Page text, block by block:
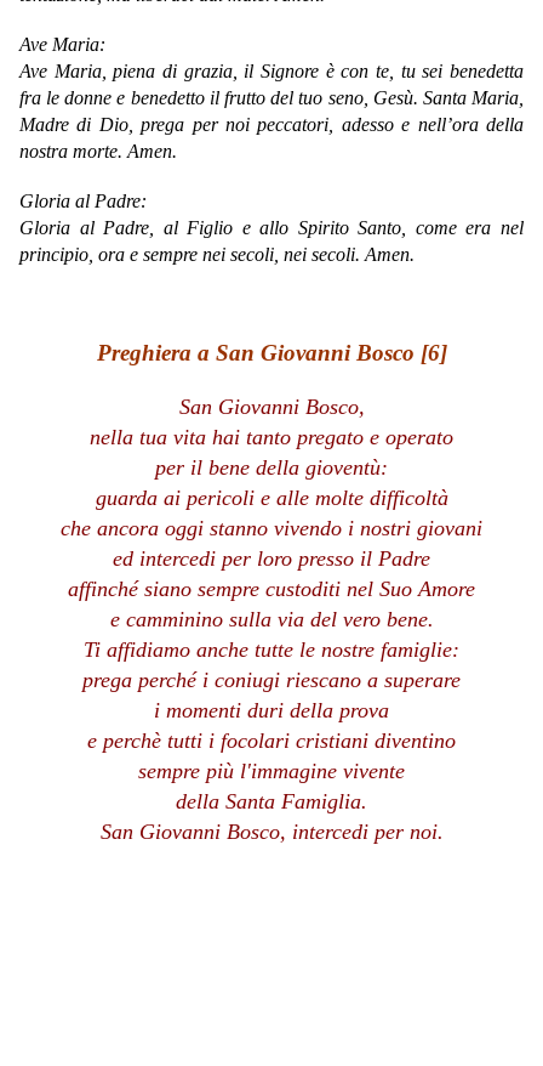
Ave Maria:
Ave Maria, piena di grazia, il Signore è con te, tu sei benedetta
fra le donne e benedetto il frutto del tuo seno, Gesù. Santa Maria,
Madre di Dio, prega per noi peccatori, adesso e nell’ora della
nostra morte. Amen.
Gloria al Padre:
Gloria al Padre, al Figlio e allo Spirito Santo, come era nel
principio, ora e sempre nei secoli, nei secoli. Amen.
Preghiera a San Giovanni Bosco [6]
San Giovanni Bosco,
nella tua vita hai tanto pregato e operato
per il bene della gioventù:
guarda ai pericoli e alle molte difficoltà
che ancora oggi stanno vivendo i nostri giovani
ed intercedi per loro presso il Padre
affinché siano sempre custoditi nel Suo Amore
e camminino sulla via del vero bene.
Ti affidiamo anche tutte le nostre famiglie:
prega perché i coniugi riescano a superare
i momenti duri della prova
e perchè tutti i focolari cristiani diventino
sempre più l'immagine vivente
della Santa Famiglia.
San Giovanni Bosco, intercedi per noi.